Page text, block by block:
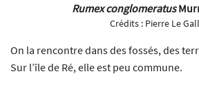
Rumex conglomeratus
Crédits : Pierre Le Gall
On la rencontre dans des fossés, des
Sur l’île de Ré, elle est peu commune.